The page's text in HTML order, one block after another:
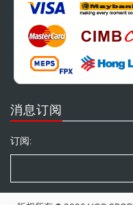
消息订阅
订阅: